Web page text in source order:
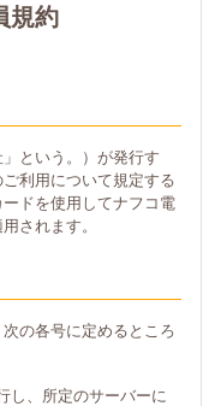
規約
という。）が発行す
利用について規定する
ドを使用してナフコ電
されます。
の各号に定めるところ
し、所定のサーバーに